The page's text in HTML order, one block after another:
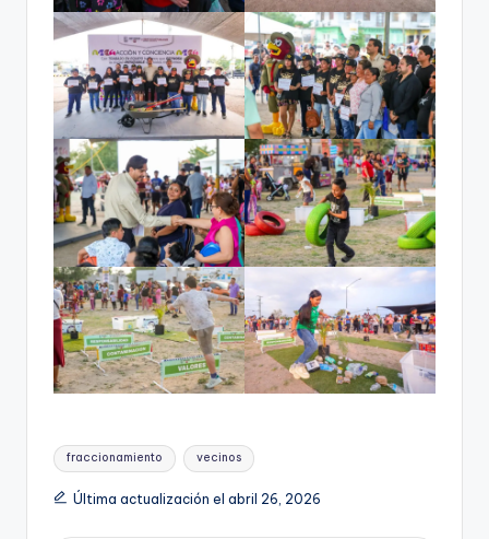
Etiquetas:
fraccionamiento vecinos
Última actualización el abril 26, 2026